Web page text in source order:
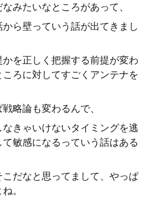
みたいなところがあって、
ら壁っていう話が出てきまし
を正しく把握する前提が変わ
ろに対してすごくアンテナを
略論も変わるんで、
きゃいけないタイミングを逃
敏感になるっていう話はある
だなと思ってまして、やっぱ
。